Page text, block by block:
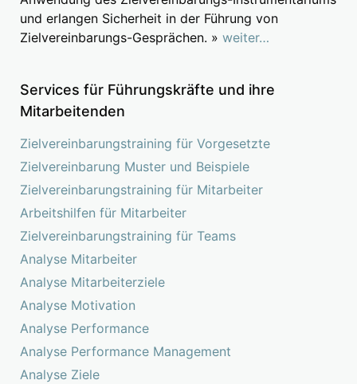
und erlangen Sicherheit in der Führung von
Zielvereinbarungs-Gesprächen. » weiter…
Services für Führungskräfte und ihre
Mitarbeitenden
Zielvereinbarungstraining für Vorgesetzte
Zielvereinbarung Muster und Beispiele
Zielvereinbarungstraining für Mitarbeiter
Arbeitshilfen für Mitarbeiter
Zielvereinbarungstraining für Teams
Analyse Mitarbeiter
Analyse Mitarbeiterziele
Analyse Motivation
Analyse Performance
Analyse Performance Management
Analyse Ziele